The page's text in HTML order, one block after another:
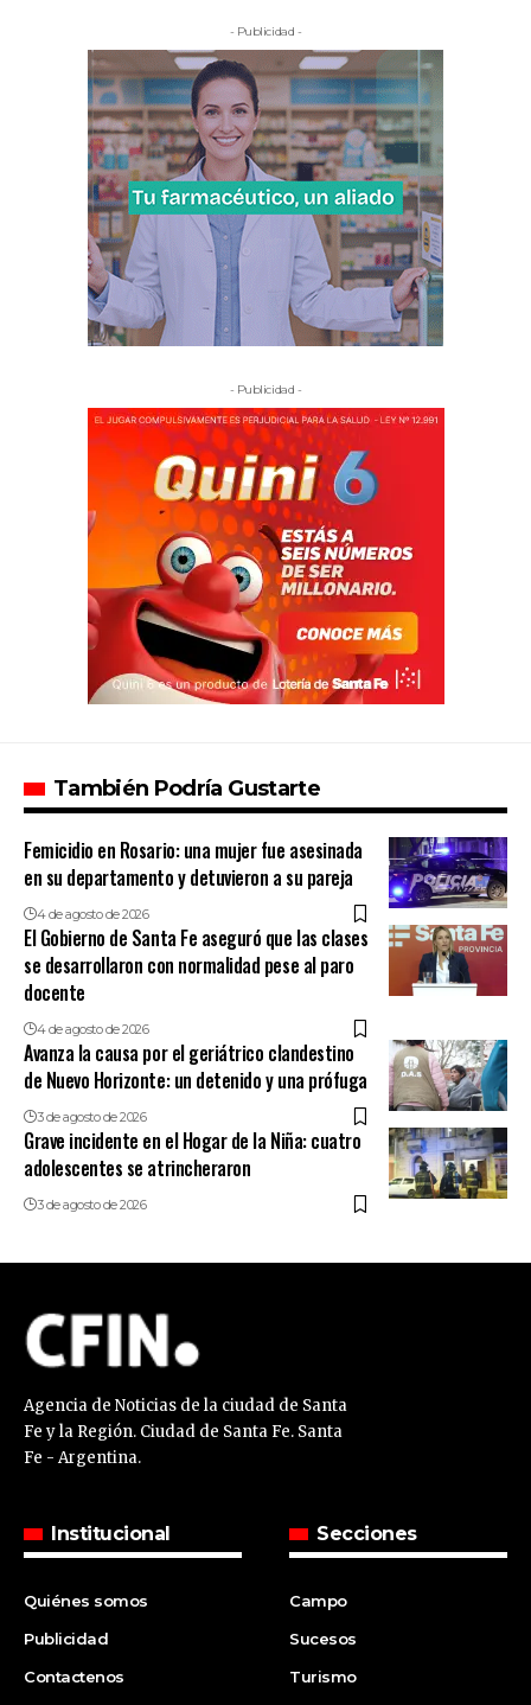
- Publicidad -
- Publicidad -
También Podría Gustarte
Femicidio en Rosario: una mujer fue asesinada
en su departamento y detuvieron a su pareja
4 de agosto de 2026
El Gobierno de Santa Fe aseguró que las clases
se desarrollaron con normalidad pese al paro
docente
4 de agosto de 2026
Avanza la causa por el geriátrico clandestino
de Nuevo Horizonte: un detenido y una prófuga
3 de agosto de 2026
Grave incidente en el Hogar de la Niña: cuatro
adolescentes se atrincheraron
3 de agosto de 2026
Agencia de Noticias de la ciudad de Santa
Fe y la Región. Ciudad de Santa Fe. Santa
Fe - Argentina.
Institucional
Quiénes somos
Publicidad
Contactenos
Secciones
Campo
Sucesos
Turismo